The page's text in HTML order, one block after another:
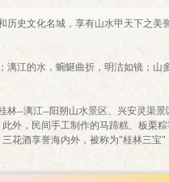
历史文化名城，享有山水甲天下之
漓江的水，蜿蜒曲折，明洁如镜；
林--漓江--阳朔山水景区、兴安灵渠
外，民间手工制作的马蹄糕、板栗
花酒享誉海内外，被称为"桂林三宝